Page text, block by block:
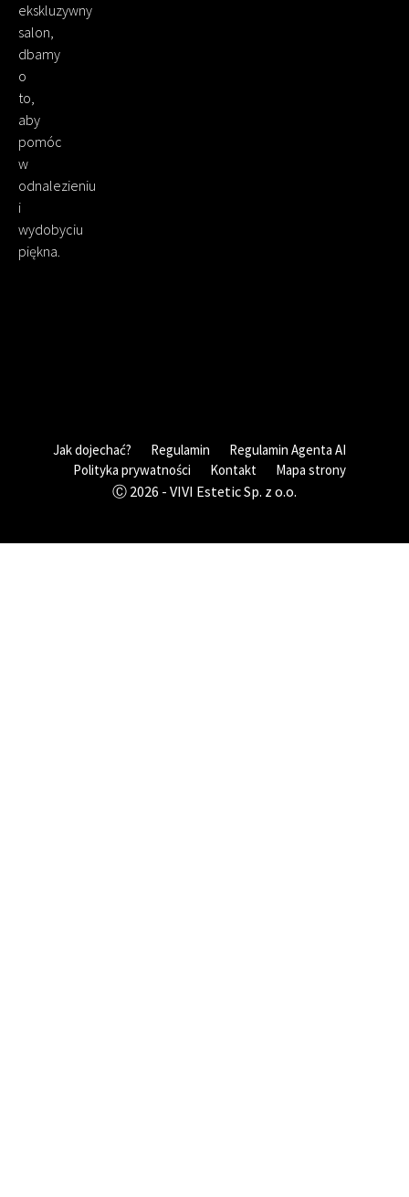
ekskluzywny
salon,
dbamy
o
to,
aby
pomóc
w
odnalezieniu
i
wydobyciu
piękna.
Jak dojechać? Regulamin
Regulamin Agenta AI
Polityka prywatności
Kontakt Mapa strony
Ⓒ 2026 - VIVI Estetic Sp. z o.o.